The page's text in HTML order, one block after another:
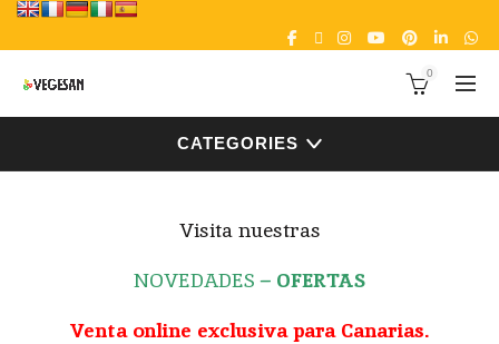
0
CATEGORIES
Visita nuestras
NOVEDADES – OFERTAS
Venta online exclusiva para Canarias.